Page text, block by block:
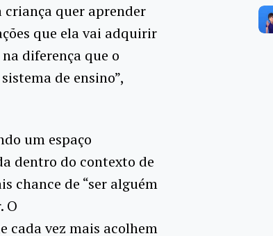
criança quer aprender
que ela vai adquirir
diferença que o
de ensino”,
um espaço
dentro do contexto de
chance de “ser alguém
O
cada vez mais acolhem